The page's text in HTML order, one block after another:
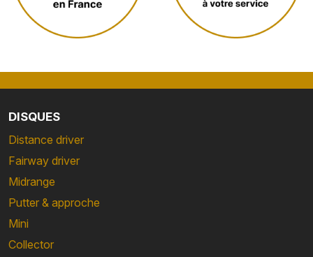
DISQUES
Distance driver
Fairway driver
Midrange
Putter & approche
Mini
Collector